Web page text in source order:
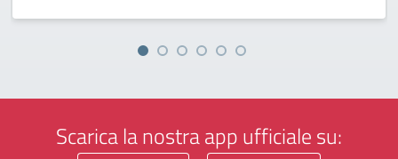
Scarica la nostra app ufficiale su: